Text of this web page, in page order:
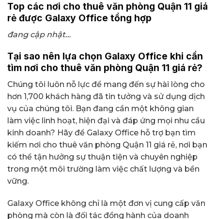
Top các nơi cho thuê văn phòng Quận 11 giá
rẻ được Galaxy Office tổng hợp
đang cập nhật…
Tại sao nên lựa chọn Galaxy Office khi cần
tìm nơi cho thuê văn phòng Quận 11 giá rẻ?
Chúng tôi luôn nỗ lực để mang đến sự hài lòng cho
hơn 1,700 khách hàng đã tin tưởng và sử dụng dịch
vụ của chúng tôi. Bạn đang cần một không gian
làm việc linh hoạt, hiện đại và đáp ứng mọi nhu cầu
kinh doanh? Hãy để Galaxy Office hỗ trợ bạn tìm
kiếm nơi cho thuê văn phòng Quận 11 giá rẻ, nơi bạn
có thể tận hưởng sự thuận tiện và chuyên nghiệp
trong một môi trường làm việc chất lượng và bền
vững.
Galaxy Office không chỉ là một đơn vị cung cấp văn
phòng mà còn là đối tác đồng hành của doanh